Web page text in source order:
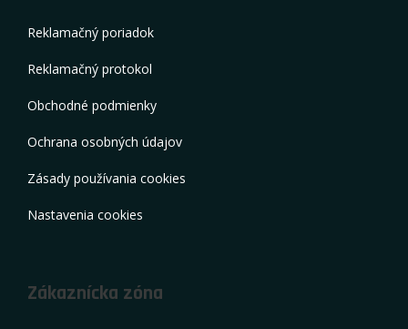
Reklamačný poriadok
Reklamačný protokol
Obchodné podmienky
Ochrana osobných údajov
Zásady používania cookies
Nastavenia cookies
Zákaznícka zóna